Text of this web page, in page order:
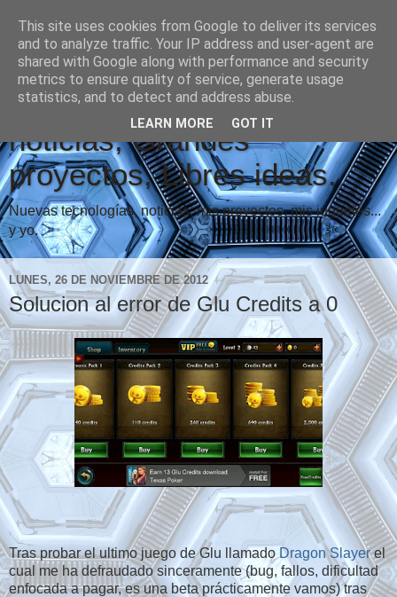
Vindicare Blog: Buenas
noticias, Grandes
proyectos, Libres ideas.
Nuevas tecnologías, noticias, mis proyectos, mis juguetes...
y yo.
LUNES, 26 DE NOVIEMBRE DE 2012
Solucion al error de Glu Credits a 0
Tras probar el ultimo juego de Glu llamadoDragon Slayerel
cual me ha defraudado sinceramente (bug, fallos, dificultad
enfocada a pagar, es una beta prácticamente vamos) tras
This site uses cookies from Google to deliver its services
and to analyze traffic. Your IP address and user-agent are
shared with Google along with performance and security
metrics to ensure quality of service, generate usage
statistics, and to detect and address abuse.
LEARN MORE GOT IT